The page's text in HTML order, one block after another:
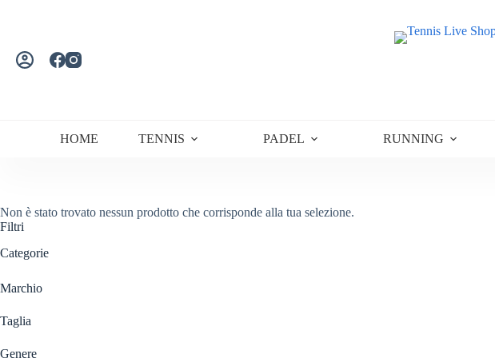
HOME TENNIS PADEL RUNNING
Non è stato trovato nessun prodotto che corrisponde alla tua selezione.
Filtri
Categorie
Marchio
Taglia
Genere